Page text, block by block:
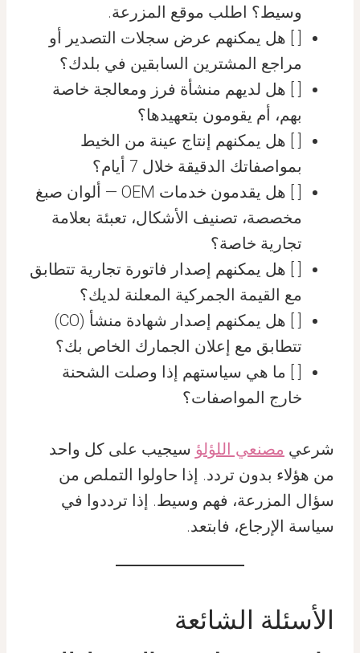
وسيط؟ اطلب موقع المزرعة.
[ ] هل يمكنهم عرض سجلات التصدير أو
مراجع المشترين السابقين في بلدك؟
[ ] هل لديهم منشأة فرز ومعالجة خاصة
بهم، أم يقومون بتعهيدها؟
[ ] هل يمكنهم إنتاج عينة من الخيط
بمواصفاتك الدقيقة خلال 7 أيام؟
[ ] هل يقدمون خدمات OEM — ألوان صبغ
مخصصة، تصنيف الأشكال، تعبئة بعلامة
تجارية خاصة؟
[ ] هل يمكنهم إصدار فاتورة تجارية تتطابق
مع القيمة الجمركية المعلنة لديك؟
[ ] هل يمكنهم إصدار شهادة منشأ (CO)
تتطابق مع إعلان الجمارك الخاص بك؟
[ ] ما هي سياستهم إذا وصلت الشحنة
خارج المواصفات؟
شرعي مصنعي اللؤلؤ سيجيب على كل واحد
من هؤلاء بدون تردد. إذا حاولوا التملص من
سؤال المزرعة، فهم وسيط. إذا ترددوا في
سياسة الإرجاع، فابتعد.
الأسئلة الشائعة